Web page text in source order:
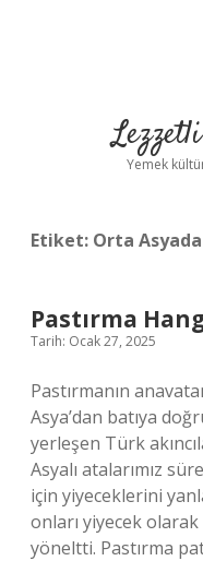
Yemek
Etiket: Orta
Pastırma
Tarih: Ocak 27, 2025
Pastırmanın
Asya’dan batıya
yerleşen Türk
Asyalı atalarımız
için yiyeceklerini
onları yiyecek
yöneltti. Pastırma